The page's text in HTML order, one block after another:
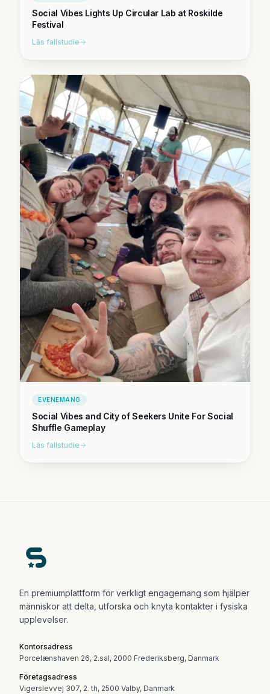
Social Vibes Lights Up Circular Lab at Roskilde
Festival
Läs fallstudie
EVENEMANG
Social Vibes and City of Seekers Unite For Social
Shuffle Gameplay
Läs fallstudie
En premiumplattform för verkligt engagemang som hjälper
människor att delta, utforska och knyta kontakter i fysiska
upplevelser.
Kontorsadress
Porcelænshaven 26, 2.sal, 2000 Frederiksberg, Danmark
Företagsadress
Vigerslevvej 307, 2. th, 2500 Valby, Danmark